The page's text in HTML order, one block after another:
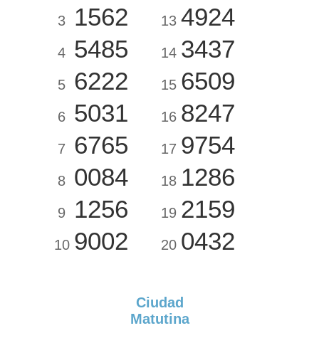
3 1562
4 5485
5 6222
6 5031
7 6765
8 0084
9 1256
10 9002
13 4924
14 3437
15 6509
16 8247
17 9754
18 1286
19 2159
20 0432
Ciudad
Matutina